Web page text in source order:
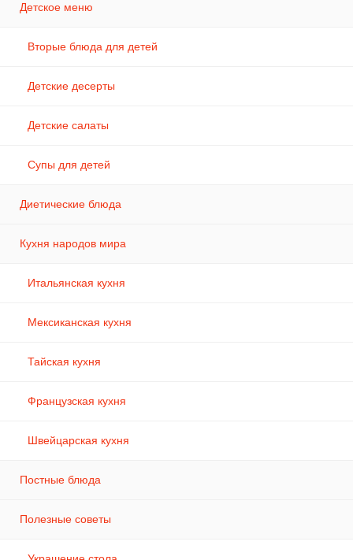
Детское меню
Вторые блюда для детей
Детские десерты
Детские салаты
Супы для детей
Диетические блюда
Кухня народов мира
Итальянская кухня
Мексиканская кухня
Тайская кухня
Французская кухня
Швейцарская кухня
Постные блюда
Полезные советы